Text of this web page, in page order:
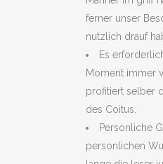
ferner unser
nutzlich drauf
Es
Moment immer
profitiert selber
des Coitus.
Personliche
personlichen